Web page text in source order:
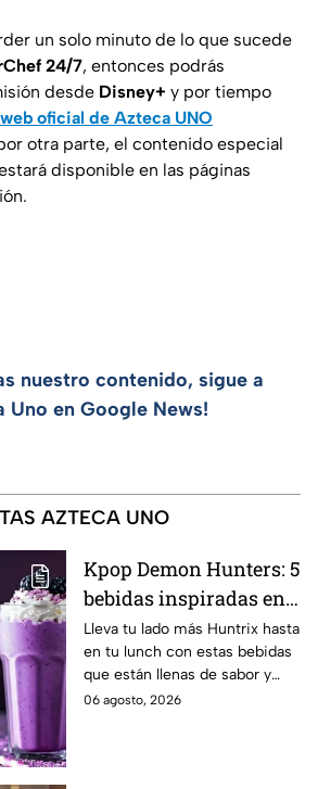
un solo minuto de lo que sucede
24/7, entonces podrás
desde Disney+ y por tiempo
oficial de Azteca UNO
otra parte, el contenido especial
disponible en las páginas
nuestro contenido, sigue a
Uno en Google News!
AZTECA UNO
Kpop Demon Hunters: 5
bebidas inspiradas en
las guerreras Huntrix
para llevar a la escuela
este regreso a clases
2026; son saludables y
Lleva tu lado más Huntrix hasta
en tu lunch con estas bebidas
que están llenas de sabor y
frescura.
06 agosto, 2026